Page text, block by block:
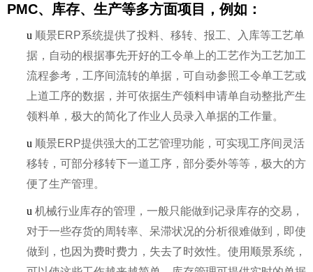
PMC、库存、生产等多方面项目，例如：
u 顺景ERP系统提供了投料、移转、报工、入库等工艺单
据，自动的根据事先开好的工令单上的工艺作为工艺加工
流程参考，工序间流转的单据，可自动参照工令单工艺或
上道工序的数据，并可依据生产领料申请单自动整批产生
领料单，极大的简化了作业人员录入单据的工作量。
u 顺景ERP提供强大的工艺管理功能，可实现工序间灵活
移转，可部分移转下一道工序，部分委外等等，极大的方
便了生产管理。
u 机械行业库存的管理，一般只能做到记录库存的交易，
对于一些存货的周转率、呆滞状况的分析很难做到，即使
做到，也因为费时费力，失去了时效性。使用顺景系统，